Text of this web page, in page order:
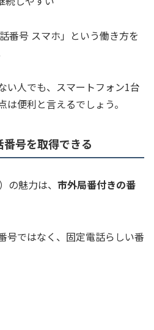
番号 スマホ」という働き方を
い人でも、スマートフォン1台
便利と言えるでしょう。
号を取得できる
の魅力は、 市外局番付きの番
号ではなく、固定電話らしい番